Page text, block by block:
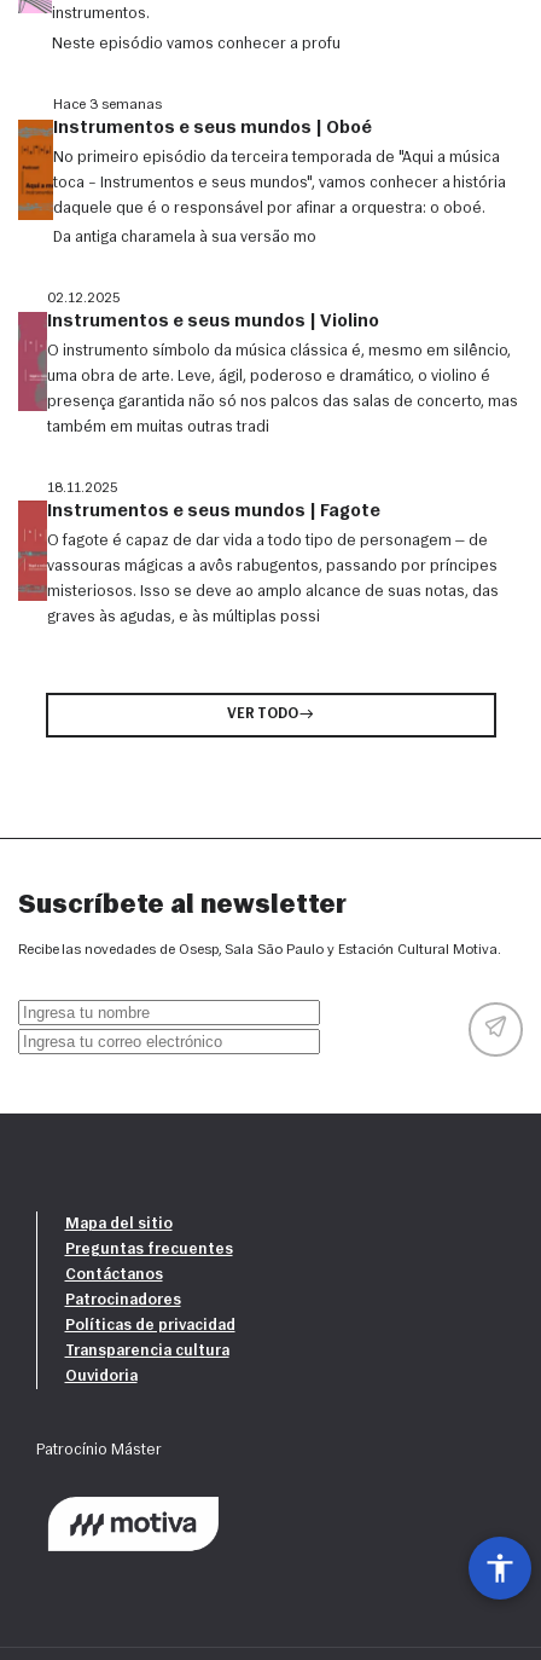
instrumentos.
Neste episódio vamos conhecer a profu
Hace 3 semanas
Instrumentos e seus mundos | Oboé
No primeiro episódio da terceira temporada de "Aqui a música
toca – Instrumentos e seus mundos", vamos conhecer a história
daquele que é o responsável por afinar a orquestra: o oboé.
Da antiga charamela à sua versão mo
02.12.2025
Instrumentos e seus mundos | Violino
O instrumento símbolo da música clássica é, mesmo em silêncio,
uma obra de arte. Leve, ágil, poderoso e dramático, o violino é
presença garantida não só nos palcos das salas de concerto, mas
também em muitas outras tradi
18.11.2025
Instrumentos e seus mundos | Fagote
O fagote é capaz de dar vida a todo tipo de personagem — de
vassouras mágicas a avôs rabugentos, passando por príncipes
misteriosos. Isso se deve ao amplo alcance de suas notas, das
graves às agudas, e às múltiplas possi
VER TODO
Suscríbete al newsletter
Recibe las novedades de Osesp, Sala São Paulo y Estación Cultural Motiva.
Mapa del sitio
Preguntas frecuentes
Contáctanos
Patrocinadores
Políticas de privacidad
Transparencia cultura
Ouvidoria
Patrocínio Máster